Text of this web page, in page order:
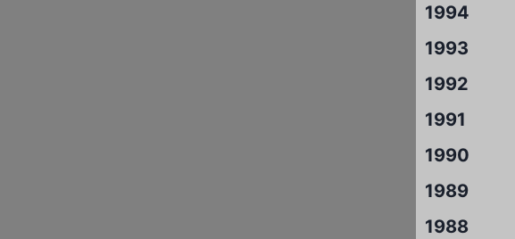
1994
1993
1992
1991
1990
1989
1988